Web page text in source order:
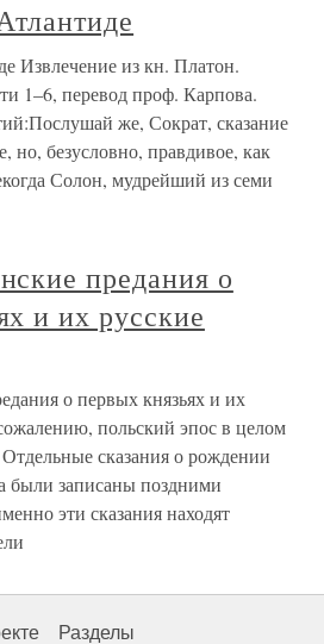
Извлечение из кн. Платон.
1–6, перевод проф. Карпова.
же, Сократ, сказание
но, безусловно, правдивое, как
Солон, мудрейший из семи
предания о
и их русские
о первых князьях и их
польский эпос в целом
сказания о рождении
были записаны поздними
эти сказания находят
Разделы